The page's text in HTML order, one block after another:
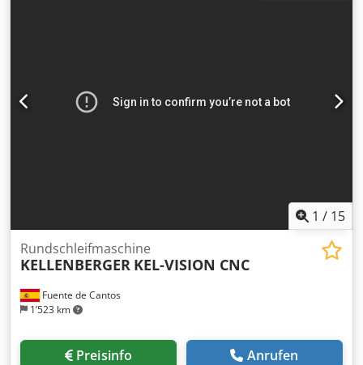
Innenschleifeneinrichtung mit Spindel Ø120 mm FISCHER
Typ MFZ-1090 90000 U/min, und Typ MFV-1230 12000-
1 / 15
Fuente de Cantos
1’523 km
Rundschleifmaschine
KELLENBERGER KEL-VISION CNC
Preisinfo Anrufen